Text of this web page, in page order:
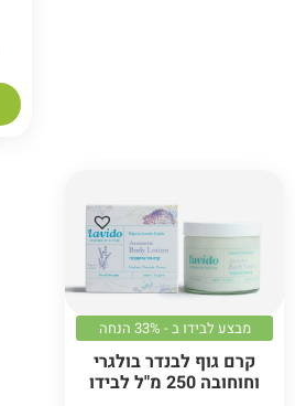
מבצע לבידו ב - 33% הנחה
קרם גוף לבנדר בולגרי
וחוחובה 250 מ"ל לבידו